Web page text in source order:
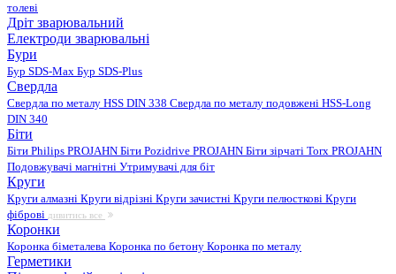
толеві
Дріт зварювальний
Електроди зварювальні
Бури
Бур SDS-Max Бур SDS-Plus
Свердла
Свердла по металу HSS DIN 338 Свердла по металу подовжені HSS-Long
DIN 340
Біти
Біти Philips PROJAHN Біти Pozidrive PROJAHN Біти зірчаті Torx PROJAHN
Подовжувачі магнітні Утримувачі для біт
Круги
Круги алмазні Круги відрізні Круги зачистні Круги пелюсткові Круги
фіброві дивитись все
Коронки
Коронка біметалева Коронка по бетону Коронка по металу
Герметики